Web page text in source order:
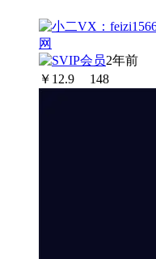
2年前
￥ 12.9 148